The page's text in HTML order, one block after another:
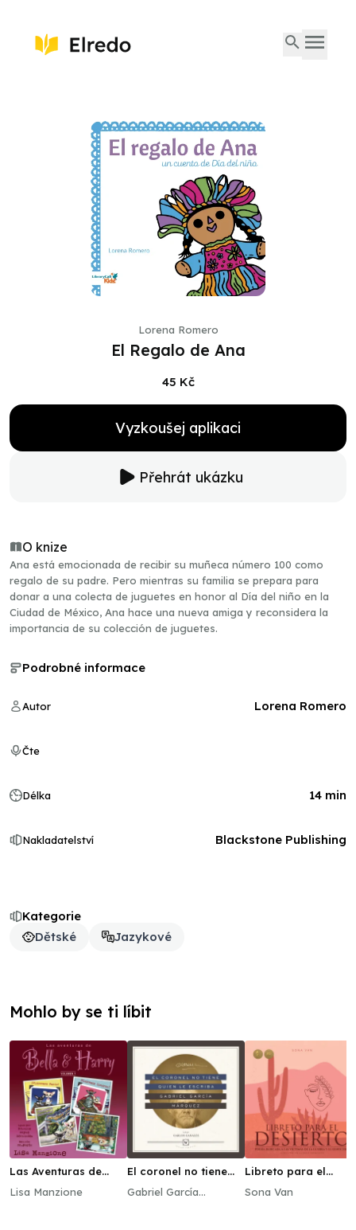
Lorena Romero
El Regalo de Ana
45 Kč
Vyzkoušej aplikaci
Přehrát ukázku
O knize
Ana está emocionada de recibir su muñeca número 100 como
regalo de su padre. Pero mientras su familia se prepara para
donar a una colecta de juguetes en honor al Día del niño en la
Ciudad de México, Ana hace una nueva amiga y reconsidera la
importancia de su colección de juguetes.
Kategorie
Dětské
Jazykové
Podrobné informace
Autor Lorena Romero
Čte
Délka 14 min
Nakladatelství Blackstone Publishing
Mohlo by se ti líbit
Las Aventuras de
Lisa Manzione
El coronel no tiene
Gabriel García
Libreto para el
dedicada a las
Sona Van